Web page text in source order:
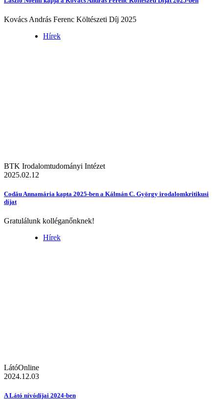
Kovács András Ferenc Költészeti Díj 2025
Hírek
BTK Irodalomtudományi Intézet
2025.02.12
Codău Annamária kapta 2025-ben a Kálmán C. György irodalomkritikusi
díjat
Gratulálunk kolléganőnknek!
Hírek
LátóOnline
2024.12.03
A Látó nívódíjai 2024-ben